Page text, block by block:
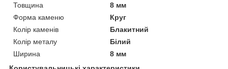
Товщина
8 мм
Форма каменю
Круг
Колір каменів
Блакитний
Колір металу
Білий
Ширина
8 мм